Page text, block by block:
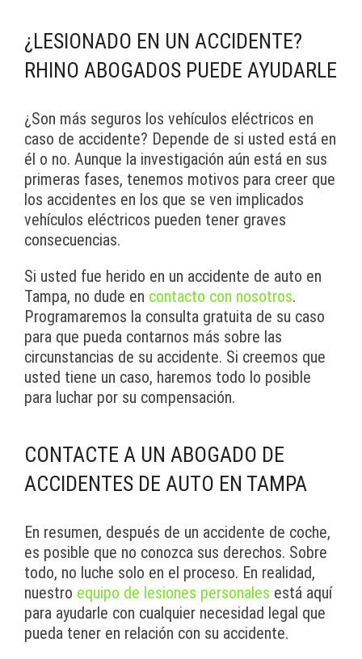
¿LESIONADO EN UN ACCIDENTE?
RHINO ABOGADOS PUEDE AYUDARLE
¿Son más seguros los vehículos eléctricos en
caso de accidente? Depende de si usted está en
él o no. Aunque la investigación aún está en sus
primeras fases, tenemos motivos para creer que
los accidentes en los que se ven implicados
vehículos eléctricos pueden tener graves
consecuencias.
Si usted fue herido en un accidente de auto en
Tampa, no dude en contacto con nosotros.
Programaremos la consulta gratuita de su caso
para que pueda contarnos más sobre las
circunstancias de su accidente. Si creemos que
usted tiene un caso, haremos todo lo posible
para luchar por su compensación.
CONTACTE A UN ABOGADO DE
ACCIDENTES DE AUTO EN TAMPA
En resumen, después de un accidente de coche,
es posible que no conozca sus derechos. Sobre
todo, no luche solo en el proceso. En realidad,
nuestro equipo de lesiones personales está aquí
para ayudarle con cualquier necesidad legal que
pueda tener en relación con su accidente.